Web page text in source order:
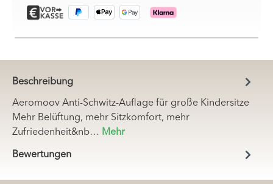
Beschreibung
Aeromoov Anti-Schwitz-Auflage für große Kindersitze
Mehr Belüftung, mehr Sitzkomfort, mehr
Zufriedenheit&nb… Mehr
Bewertungen